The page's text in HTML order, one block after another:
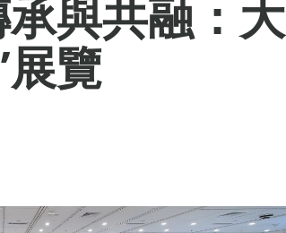
與共融：大
覽